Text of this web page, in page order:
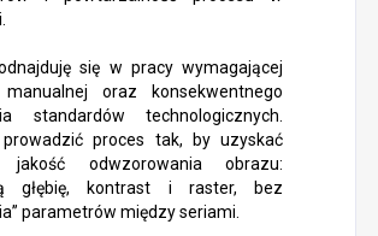
się w pracy wymagającej
oraz konsekwentnego
standardów technologicznych.
prowadzić proces tak, by uzyskać
jakość odwzorowania obrazu:
głębię, kontrast i raster, bez
parametrów między seriami.